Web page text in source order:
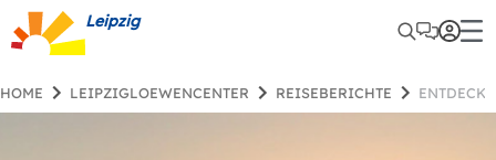
Leipzig
HOME LEIPZIGLOEWENCENTER REISEBERICHTE